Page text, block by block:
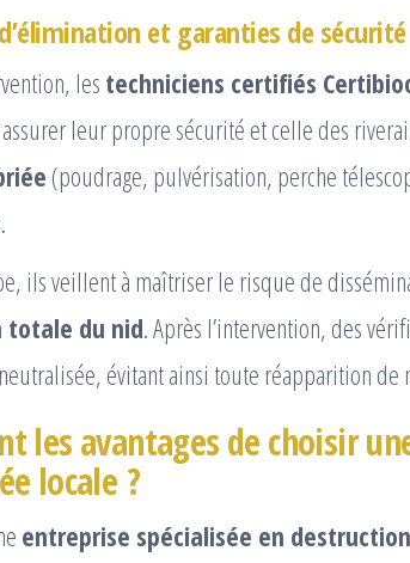
et garanties de sécurité
les techniciens certifiés
leur propre sécurité et celle des
(poudrage, pulvérisation, perche
ils veillent à maîtriser le risque de
du nid. Après l’intervention, des
évitant ainsi toute réapparition
les avantages de choisir
locale ?
entreprise spécialisée en